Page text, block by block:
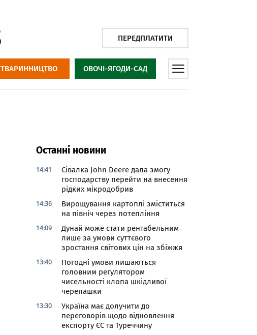
ПЕРЕДПЛАТИТИ
ТВАРИННИЦТВО ОВОЧІ-ЯГОДИ-САД
Останні новини
14:41
Сівалка John Deere дала змогу
господарству перейти на внесення
рідких мікродобрив
14:36
Вирощування картоплі зміститься
на північ через потепління
14:09
Дунай може стати рентабельним
лише за умови суттєвого
зростання світових цін на збіжжя
13:40
Погодні умови лишаються
головним регулятором
чисельності клопа шкідливої
черепашки
13:30
Україна має долучити до
переговорів щодо відновлення
експорту ЄС та Туреччину